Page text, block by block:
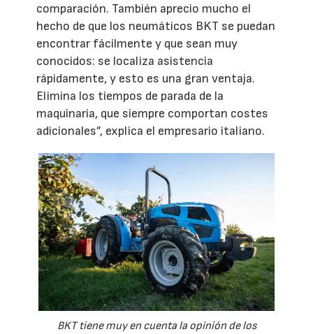
comparación. También aprecio mucho el
hecho de que los neumáticos BKT se puedan
encontrar fácilmente y que sean muy
conocidos: se localiza asistencia
rápidamente, y esto es una gran ventaja.
Elimina los tiempos de parada de la
maquinaria, que siempre comportan costes
adicionales”, explica el empresario italiano.
BKT tiene muy en cuenta la opinión de los